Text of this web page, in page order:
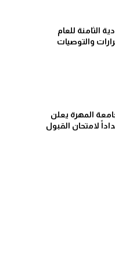
الثامنة للعام
المهرة يعلن
لامتحان القبول